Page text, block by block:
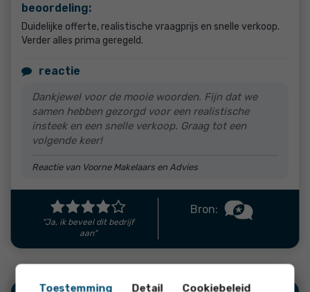
beoordeling:
Duidelijke offerte, realistische vraagprijs en snelle verkoop.
Verder alles prima geregeld.
reactie
Dankjewel voor de mooie woorden. Fijn dat we
samen hebben gezorgd voor een realistische
insteek en een snelle verkoop. Graag tot een
volgende keer!
Reactie van Voorne Makelaars en Advies
"Ja, ik beveel dit bedrijf
aan"
Bron:
Toestemming Detail Cookiebeleid